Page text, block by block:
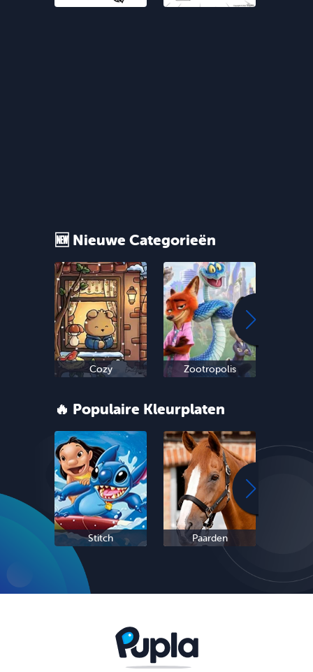
🆕 Nieuwe Categorieën
Cozy Zootropolis
🔥 Populaire Kleurplaten
Stitch Paarden